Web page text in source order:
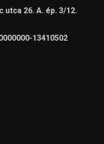
utca 26. A. ép. 3/12.
13410502